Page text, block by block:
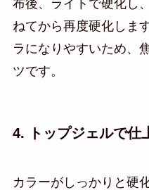
布後、ライトで硬化し
ねてから再度硬化しま
ラになりやすいため、
ツです。
4. トップジェルで仕
カラーがしっかりと硬